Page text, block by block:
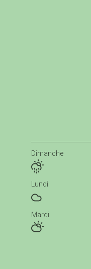
Dimanche
Lundi
Mardi